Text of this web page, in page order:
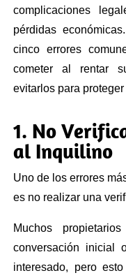
complicaciones
pérdidas
cinco errores
cometer al rentar
evitarlos para
1. No
al Inquilino
Uno de los errores
es no realizar una
Muchos
conversación inicial
interesado, pero